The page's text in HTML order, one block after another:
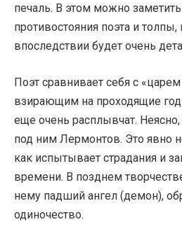
печаль. В этом можно
противостояния поэта и
впоследствии будет очень
Поэт сравнивает себя с
взирающим на проходящие
еще очень расплывчат.
под ним Лермонтов. Это явно
как испытывает страдания и
времени. В позднем
нему падший ангел (демон),
одиночество.